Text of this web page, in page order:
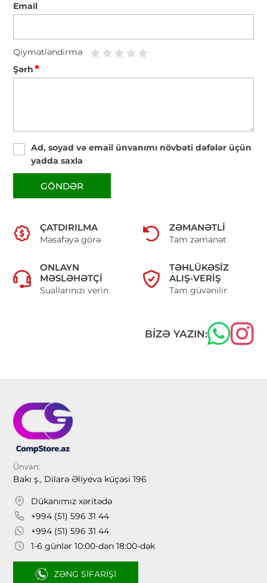
Email
Qiymətləndirmə
Şərh*
Ad, soyad və email ünvanımı növbəti dəfələr üçün
yadda saxla
GÖNDƏR
ÇATDIRILMA
Məsafəyə görə
ZƏMANƏTLI
Tam zəmanət
ONLAYN
MƏSLƏHƏTÇI
Suallarınızı verin
TƏHLÜKƏSIZ
ALIŞ-VERIŞ
Tam güvənilir
BIZƏ YAZIN:
Ünvan:
Bakı ş., Dilarə Əliyeva küçəsi 196
Dükanımız xəritədə
+994 (51) 596 31 44
+994 (51) 596 31 44
1-6 günlər 10:00-dən 18:00-dək
ZƏNG SIFARIŞI